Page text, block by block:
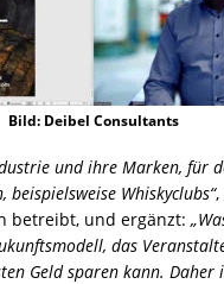
Bild: Deibel Consultants
und ihre Marken, für
Whiskyclubs“
betreibt, und ergänzt:
das
Geld sparen kann.